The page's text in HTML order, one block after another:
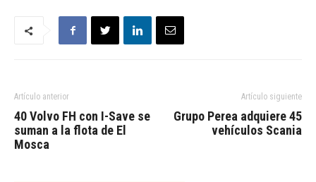
Artículo anterior
40 Volvo FH con I-Save se
suman a la flota de El
Mosca
Artículo siguiente
Grupo Perea adquiere 45
vehículos Scania